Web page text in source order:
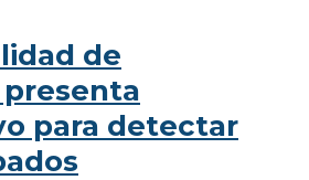
de
para detectar